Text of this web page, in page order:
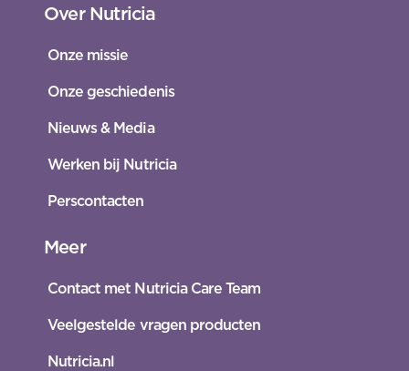
Over Nutricia
Onze missie
Onze geschiedenis
Nieuws & Media
Werken bij Nutricia
Perscontacten
Meer
Contact met Nutricia Care Team
Veelgestelde vragen producten
Nutricia.nl